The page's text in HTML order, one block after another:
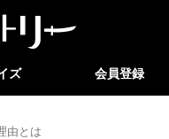
ズ 会員登録
由とは